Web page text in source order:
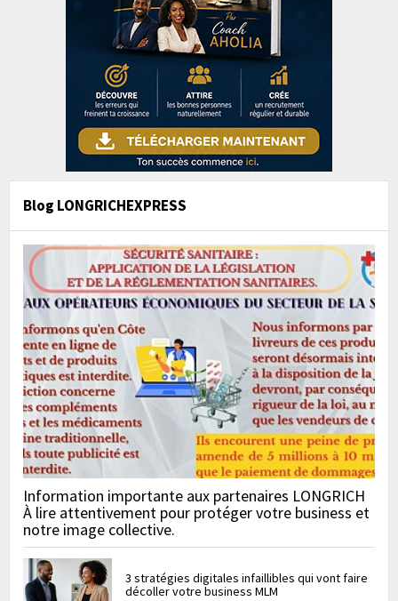
Blog LONGRICHEXPRESS
Information importante aux partenaires LONGRICH
À lire attentivement pour protéger votre business et
notre image collective.
3 stratégies digitales infaillibles qui vont faire
décoller votre business MLM